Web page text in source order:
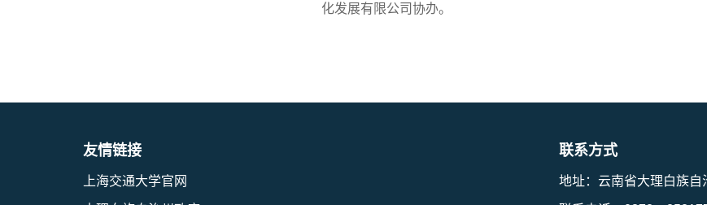
化发展有限公司协办。
友情链接
上海交通大学官网
联系方式
地址：云南省大理白族自